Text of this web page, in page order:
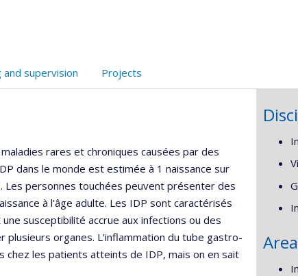
and supervision Projects
rares et chroniques causées par des
dans le monde est estimée à 1 naissance sur
personnes touchées peuvent présenter des
à l'âge adulte. Les IDP sont caractérisés
susceptibilité accrue aux infections ou des
organes. L'inflammation du tube gastro-
chez les patients atteints de IDP, mais on en sait